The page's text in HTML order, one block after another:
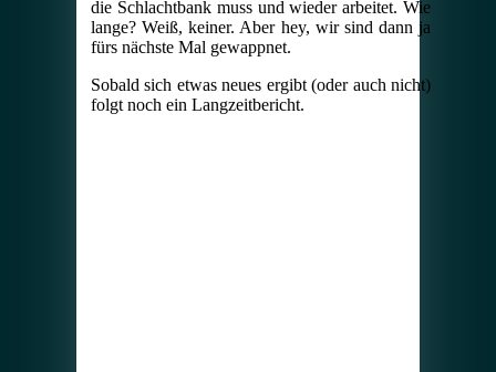
die Schlachtbank muss und wieder arbeitet. Wie
lange? Weiß, keiner. Aber hey, wir sind dann ja
fürs nächste Mal gewappnet.
Sobald sich etwas neues ergibt (oder auch nicht)
folgt noch ein Langzeitbericht.